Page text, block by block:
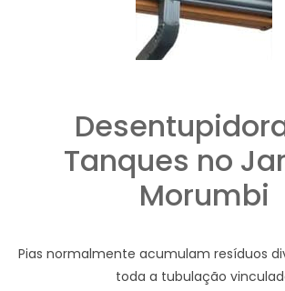
Tanques no
Morumbi
Pias normalmente acumulam resíduos
toda a tubulação